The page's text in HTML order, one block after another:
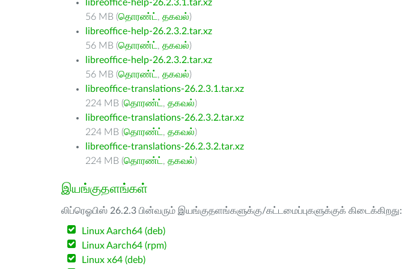
libreoffice-help-26.2.3.1.tar.xz
56 MB (தொரண்ட் , தகவல்)
libreoffice-help-26.2.3.2.tar.xz
56 MB (தொரண்ட் , தகவல்)
libreoffice-help-26.2.3.2.tar.xz
56 MB (தொரண்ட் , தகவல்)
libreoffice-translations-26.2.3.1.tar.xz
224 MB (தொரண்ட் , தகவல்)
libreoffice-translations-26.2.3.2.tar.xz
224 MB (தொரண்ட் , தகவல்)
libreoffice-translations-26.2.3.2.tar.xz
224 MB (தொரண்ட் , தகவல்)
இயங்குதளங்கள்
லிப்ரெஓபிஸ் 26.2.3 பின்வரும் இயங்குதளங்களுக்கு/கட்டமைப்புகளுக்குக் கிடைக்கிறது:
Linux Aarch64 (deb)
Linux Aarch64 (rpm)
Linux x64 (deb)